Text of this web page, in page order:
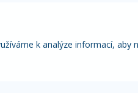
k analýze informací, aby